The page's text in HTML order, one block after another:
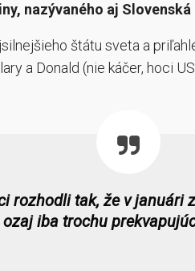
nazývaného aj
štátu sveta a
a Donald (nie káčer, hoci
rozhodli tak, že v januári
iba trochu